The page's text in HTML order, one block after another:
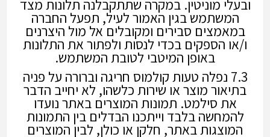
ובעלי מוניטין. במקרה שתתקבלנה תלונות מצד
המשתמש בגין האמור לעיל, תפעל החברה
במאמצים סבירים ומקובלים אל מול היצרנים
ו/או הספקים בכדי לנסות ולפתור את התלונות
באופן המיטבי לטובת המשתמש.
7.3 נפלה טעות קולמוס חריגה וברורה על פניה
בתיאור מוצר או שירות כלשהו, לא יחייב הדבר
את סילמט. תמונות המוצרים באתר נועדו
להמחשה בלבד וייתכנו הבדלים בין התמונות
המוצגות באתר, חלקן או כולן, לבין המוצרים